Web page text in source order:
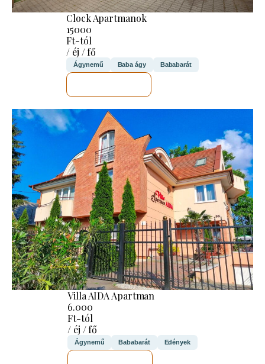
Clock Apartmanok
15000
Ft-tól
/ éj / fő
Ágynemű Baba ágy Bababarát
Villa AIDA Apartman
6.000
Ft-tól
/ éj / fő
Ágynemű Bababarát Edények